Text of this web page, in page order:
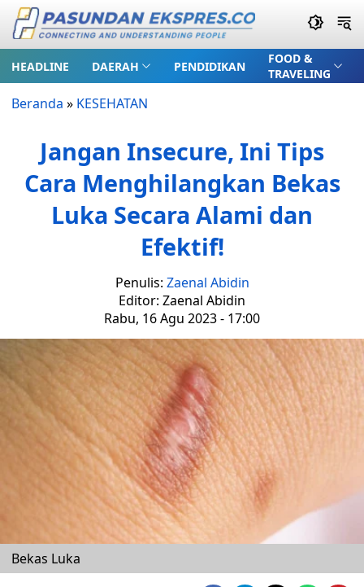
HEADLINE DAERAH PENDIDIKAN
FOOD &
TRAVELING
Beranda » KESEHATAN
Jangan Insecure, Ini Tips
Cara Menghilangkan Bekas
Luka Secara Alami dan
Efektif!
Penulis: Zaenal Abidin
Editor: Zaenal Abidin
Rabu, 16 Agu 2023 - 17:00
Bekas Luka